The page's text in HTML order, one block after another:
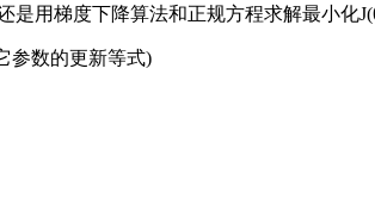
是用梯度下降算法和正规方程求解最小化
参数的更新等式)